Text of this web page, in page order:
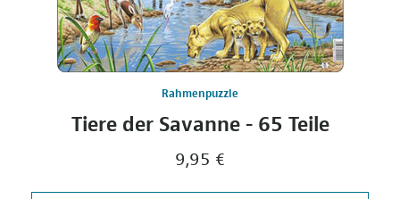
Rahmenpuzzle
Tiere der Savanne - 65 Teile
9,95 €